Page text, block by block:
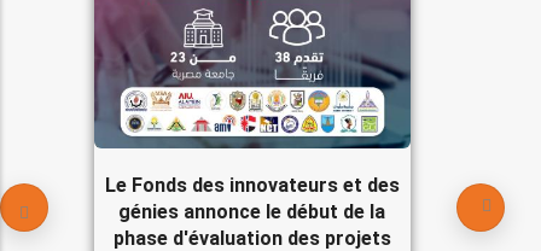
Le Fonds des innovateurs et des
génies annonce le début de la
phase d'évaluation des projets